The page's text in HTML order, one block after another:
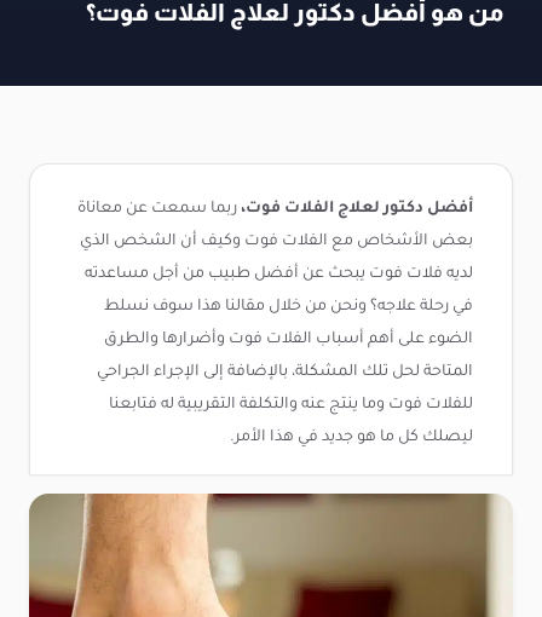
من هو أفضل دكتور لعلاج الفلات فوت؟
أفضل دكتور لعلاج الفلات فوت، ربما سمعت عن معاناة
بعض الأشخاص مع الفلات فوت وكيف أن الشخص الذي
لديه فلات فوت يبحث عن أفضل طبيب من أجل مساعدته
في رحلة علاجه؟ ونحن من خلال مقالنا هذا سوف نسلط
الضوء على أهم أسباب الفلات فوت وأضرارها والطرق
المتاحة لحل تلك المشكلة، بالإضافة إلى الإجراء الجراحي
للفلات فوت وما ينتج عنه والتكلفة التقريبية له فتابعنا
ليصلك كل ما هو جديد في هذا الأمر.